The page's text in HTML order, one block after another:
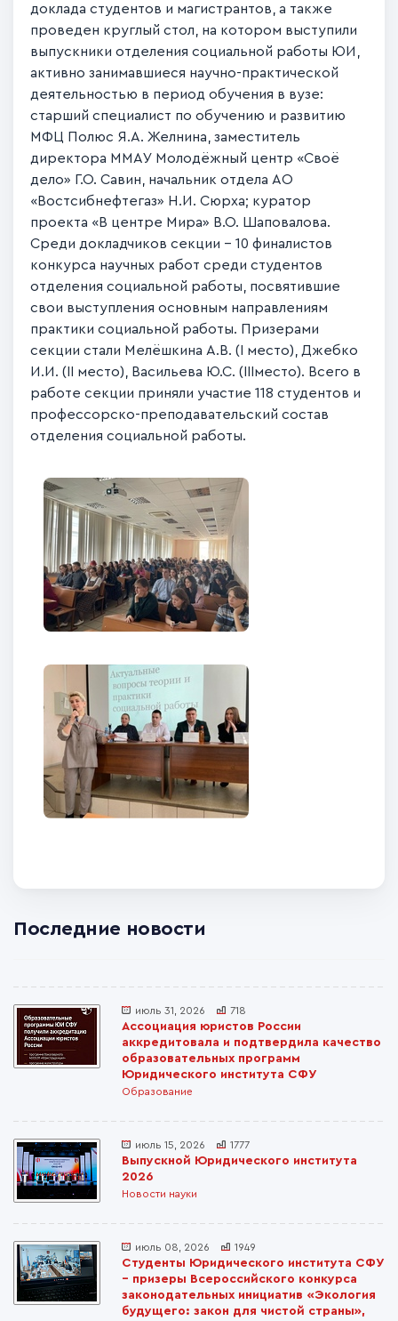
доклада студентов и магистрантов, а также
проведен круглый стол, на котором выступили
выпускники отделения социальной работы ЮИ,
активно занимавшиеся научно-практической
деятельностью в период обучения в вузе:
старший специалист по обучению и развитию
МФЦ Полюс Я.А. Желнина, заместитель
директора ММАУ Молодёжный центр «Своё
дело» Г.О. Савин, начальник отдела АО
«Востсибнефтегаз» Н.И. Сюрха; куратор
проекта «В центре Мира» В.О. Шаповалова.
Среди докладчиков секции - 10 финалистов
конкурса научных работ среди студентов
отделения социальной работы, посвятившие
свои выступления основным направлениям
практики социальной работы. Призерами
секции стали Мелёшкина А.В. (I место), Джебко
И.И. (II место), Васильева Ю.С. (IIIместо). Всего в
работе секции приняли участие 118 студентов и
профессорско-преподавательский состав
отделения социальной работы.
Последние новости
июль 31, 2026 718
Ассоциация юристов России
аккредитовала и подтвердила качество
образовательных программ
Юридического института СФУ
Образование
июль 15, 2026 1777
Выпускной Юридического института
2026
Новости науки
июль 08, 2026 1949
Студенты Юридического института СФУ
– призеры Всероссийского конкурса
законодательных инициатив «Экология
будущего: закон для чистой страны»,